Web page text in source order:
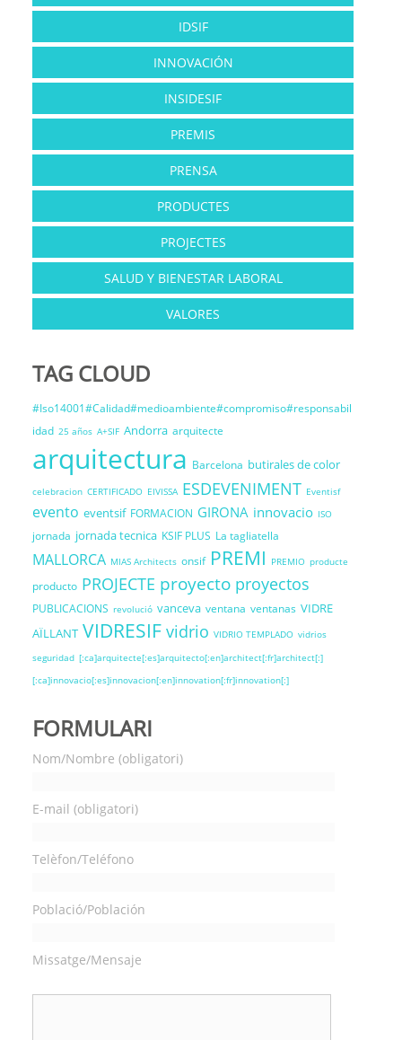
IDSIF
INNOVACIÓN
INSIDESIF
PREMIS
PRENSA
PRODUCTES
PROJECTES
SALUD Y BIENESTAR LABORAL
VALORES
TAG CLOUD
#Iso14001#Calidad#medioambiente#compromiso#responsabil
idad 25 años A+SIF Andorra arquitecte
arquitectura Barcelona butirales de color
celebracion CERTIFICADO EIVISSA ESDEVENIMENT Eventisf
evento eventsif FORMACION GIRONA innovacio ISO
jornada jornada tecnica KSIF PLUS La tagliatella
MALLORCA MIAS Architects onsif PREMI PREMIO producte
producto PROJECTE proyecto proyectos
PUBLICACIONS revolució vanceva ventana ventanas VIDRE
AÏLLANT VIDRESIF vidrio VIDRIO TEMPLADO vidrios
seguridad [:ca]arquitecte[:es]arquitecto[:en]architect[:fr]architect[:]
[:ca]innovacio[:es]innovacion[:en]innovation[:fr]innovation[:]
FORMULARI
Nom/Nombre (obligatori)
E-mail (obligatori)
Telèfon/Teléfono
Població/Población
Missatge/Mensaje